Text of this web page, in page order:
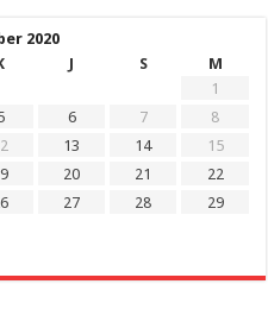
2020
J S
M
1
6 7
8
13 14
15
20 21
22
27 28
29